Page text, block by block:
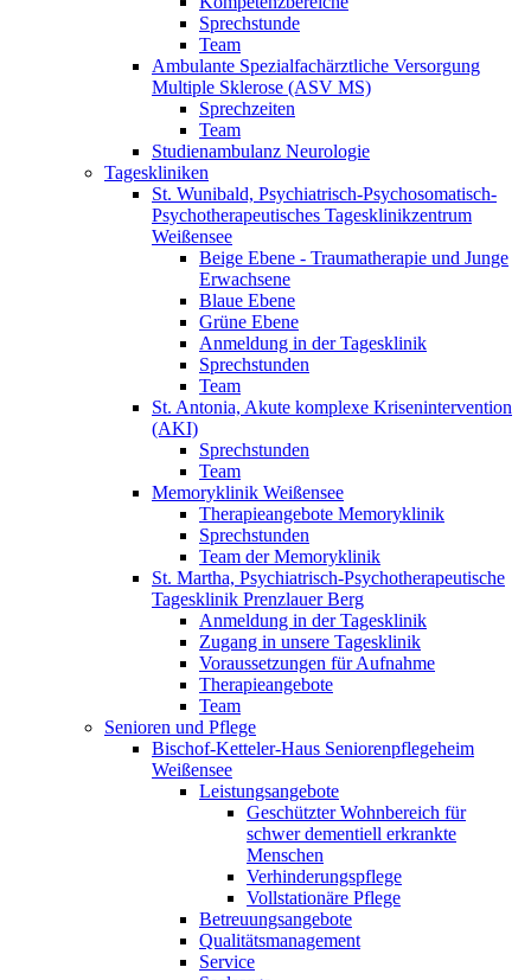
Sprechstunde
Team
Ambulante Spezialfachärztliche Versorgung
Multiple Sklerose (ASV MS)
Sprechzeiten
Team
Studienambulanz Neurologie
Tageskliniken
St. Wunibald, Psychiatrisch-Psychosomatisch-
Psychotherapeutisches Tagesklinikzentrum
Weißensee
Beige Ebene - Traumatherapie und Junge
Erwachsene
Blaue Ebene
Grüne Ebene
Anmeldung in der Tagesklinik
Sprechstunden
Team
St. Antonia, Akute komplexe Krisenintervention
(AKI)
Sprechstunden
Team
Memoryklinik Weißensee
Therapieangebote Memoryklinik
Sprechstunden
Team der Memoryklinik
St. Martha, Psychiatrisch-Psychotherapeutische
Tagesklinik Prenzlauer Berg
Anmeldung in der Tagesklinik
Zugang in unsere Tagesklinik
Voraussetzungen für Aufnahme
Therapieangebote
Team
Senioren und Pflege
Bischof-Ketteler-Haus Seniorenpflegeheim
Weißensee
Leistungsangebote
Geschützter Wohnbereich für
schwer dementiell erkrankte
Menschen
Verhinderungspflege
Vollstationäre Pflege
Betreuungsangebote
Qualitätsmanagement
Service